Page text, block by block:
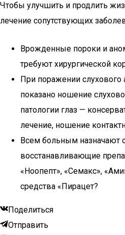
Чтобы улучшить и продлить
лечение сопутствующих
Врожденные пороки и
требуют хирургической
При поражении слухового
показано ношение
патологии глаз —
лечение, ношение
Всем больным назначают
восстанавливающие
«Ноопепт», «Семакс»,
средства «Пирацет?
Поделиться
Отправить